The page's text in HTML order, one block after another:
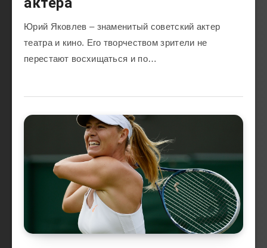
Юрий Яковлев – знаменитый советский актер
театра и кино. Его творчеством зрители не
перестают восхищаться и по…